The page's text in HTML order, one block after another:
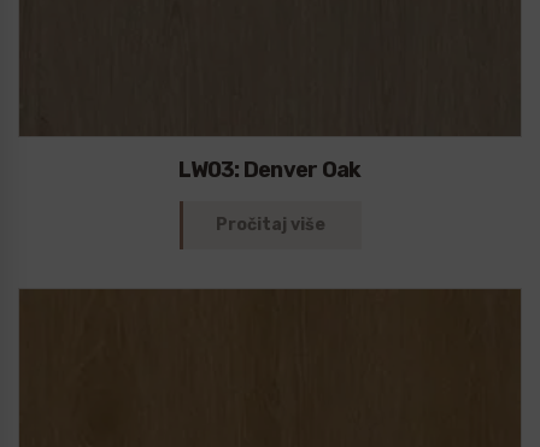
LW03: Denver Oak
Pročitaj više